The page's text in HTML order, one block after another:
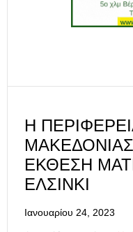
Η
ΈΚΘΕΣΗ
ΕΛΣΊΝΚΙ
Ιανουαρίου 24, 2023